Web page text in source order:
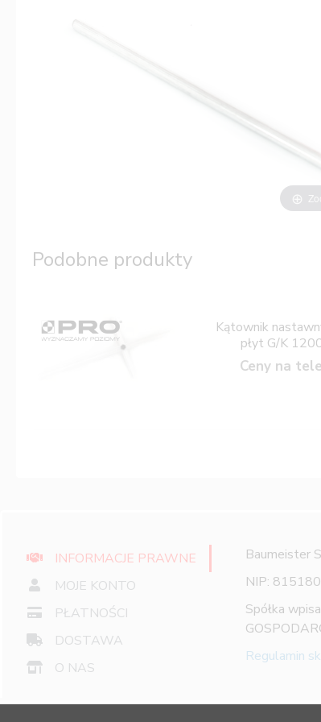
Podobne produkty
Kątownik
płyt G/K
Ceny na
INFORMACJE PRAWNE
MOJE KONTO
PŁATNOŚCI
DOSTAWA
O NAS
Baumeister
NIP:
Spółka
Regulamin